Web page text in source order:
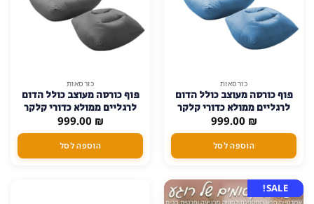
כורסאות
פוף כורסה מעוצב כולל הדום
לרגליים ממולא כדורי קלקר
בד טכנולוגי דמוי עור – תכלת
999.00 ₪
הוספה לסל
כורסאות
פוף כורסה מעוצב כולל הדום
לרגליים ממולא כדורי קלקר
בד טכנולוגי דמוי עור – אפור
999.00 ₪
הוספה לסל
SALE!